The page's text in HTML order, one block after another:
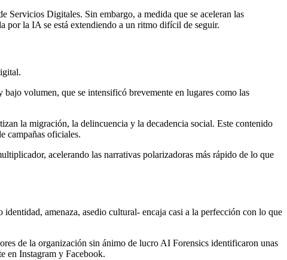
Servicios Digitales. Sin embargo, a medida que se aceleran las
por la IA se está extendiendo a un ritmo difícil de seguir.
bajo volumen, que se intensificó brevemente en lugares como las
la migración, la delincuencia y la decadencia social. Este contenido
campañas oficiales.
acelerando las narrativas polarizadoras más rápido de lo que
identidad, amenaza, asedio cultural- encaja casi a la perfección con lo que
de la organización sin ánimo de lucro AI Forensics identificaron unas
en Instagram y Facebook.